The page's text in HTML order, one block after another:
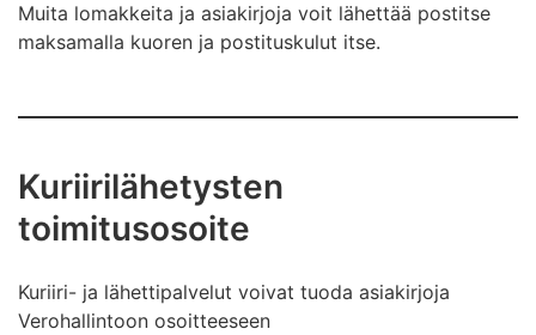
Muita lomakkeita ja asiakirjoja voit lähettää postitse
maksamalla kuoren ja postituskulut itse.
Kuriirilähetysten
toimitusosoite
Kuriiri- ja lähettipalvelut voivat tuoda asiakirjoja
Verohallintoon osoitteeseen